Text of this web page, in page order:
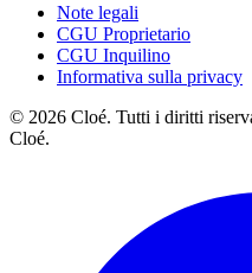
Note legali
CGU Proprietario
CGU Inquilino
Informativa sulla privacy
© 2026 Cloé. Tutti i diritti
Cloé.